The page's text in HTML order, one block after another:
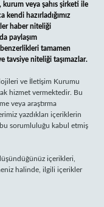
veya şahıs şirketi ile
kendi hazırladığımız
haber niteliği
paylaşım
tamamen
tavsiye niteliği taşımazlar.
ve İletişim Kurumu
hizmet vermektedir. Bu
veya araştırma
yazdıkları içeriklerin
sorumluluğu kabul etmiş
içerikleri,
halinde, ilgili içerikler